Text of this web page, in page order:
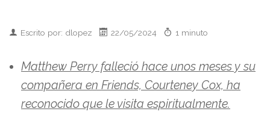
Escrito por: dlopez 22/05/2024 1 minuto
Matthew Perry falleció hace unos meses y su
compañera en Friends, Courteney Cox, ha
reconocido que le visita espiritualmente.